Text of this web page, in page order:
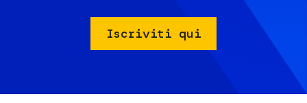
Iscriviti qui